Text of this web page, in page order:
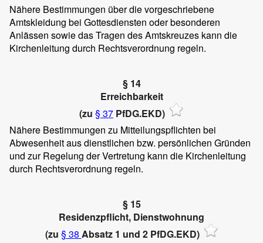
Nähere Bestimmungen über die vorgeschriebene
Amtskleidung bei Gottesdiensten oder besonderen
Anlässen sowie das Tragen des Amtskreuzes kann die
Kirchenleitung durch Rechtsverordnung regeln.
§ 14
Erreichbarkeit
(zu § 37 PfDG.EKD)
Nähere Bestimmungen zu Mitteilungspflichten bei
Abwesenheit aus dienstlichen bzw. persönlichen Gründen
und zur Regelung der Vertretung kann die Kirchenleitung
durch Rechtsverordnung regeln.
§ 15
Residenzpflicht, Dienstwohnung
(zu § 38 Absatz 1 und 2 PfDG.EKD)